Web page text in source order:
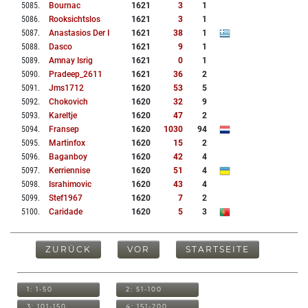
5085. Bournac 1621 3
1
5086. Rooksichtslos 1621 3
1
5087. Anastasios Der I 1621 38
1
5088. Dasco 1621 9
1
5089. Amnay Isrig 1621 0
1
5090. Pradeep_2611 1621 36
2
5091 . Jms1712 1620 53
5
5092. Chokovich 1620 32
9
5093. Kareltje 1620 47
2
5094. Fransep 1620 1030
94
5095. Martinfox 1620 15
2
5096. Baganboy 1620 42
4
5097. Kerriennise 1620 51
4
5098. Israhimovic 1620 43
4
5099. Stef1967 1620 7
2
5100. Caridade 1620 5 3
ZURÜCK VOR STARTSEITE
1: 1-50 2: 51-100
3: 101-150 4: 151-200